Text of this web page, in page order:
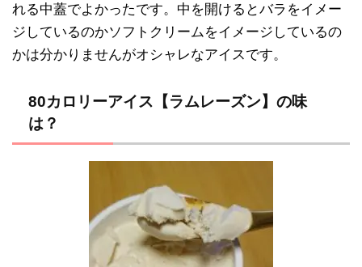
れる中蓋でよかったです。中を開けるとバラをイメー
ジしているのかソフトクリームをイメージしているの
かは分かりませんがオシャレなアイスです。
80カロリーアイス【ラムレーズン】の味
は？